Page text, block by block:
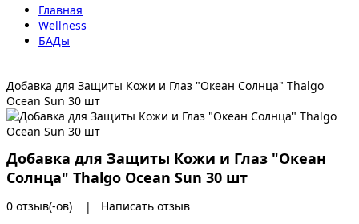
Главная
Wellness
БАДы
Добавка для Защиты Кожи и Глаз "Океан Солнца" Thalgo
Ocean Sun 30 шт
Добавка для Защиты Кожи и Глаз "Океан
Солнца" Thalgo Ocean Sun 30 шт
0 отзыв(-ов) | Написать отзыв